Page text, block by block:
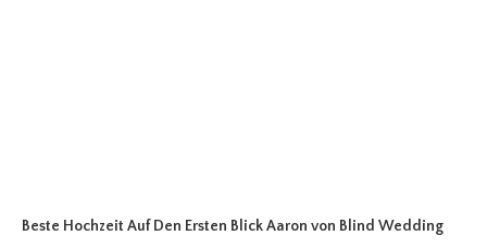
Beste Hochzeit Auf Den Ersten Blick Aaron von Blind Wedding